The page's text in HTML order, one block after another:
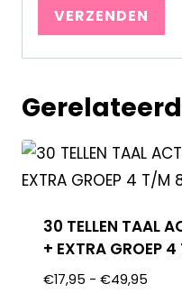
30 TELLEN TAAL
+ EXTRA GROEP
€17,95 - €49,95